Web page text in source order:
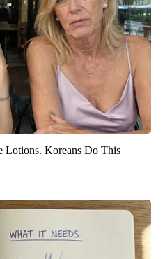
Lotions. Koreans Do This